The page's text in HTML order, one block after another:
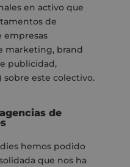
en activo que
de
empresas
marketing, brand
publicidad,
sobre este colectivo.
de
hemos podido
que nos ha